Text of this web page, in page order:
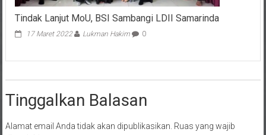
Tindak Lanjut MoU, BSI Sambangi LDII Samarinda
17 Maret 2022 Lukman Hakim 0
Tinggalkan Balasan
Alamat email Anda tidak akan dipublikasikan. Ruas yang wajib